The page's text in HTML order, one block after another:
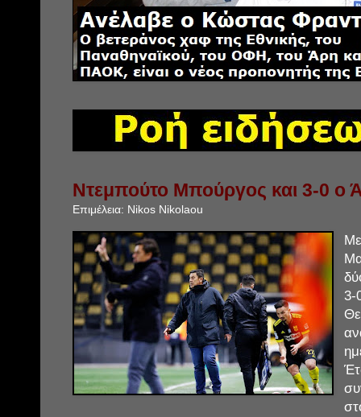
Ντεμπούτο Μπούργος και 3-0 ο
Επιμέλεια: Nikos Nikolaou